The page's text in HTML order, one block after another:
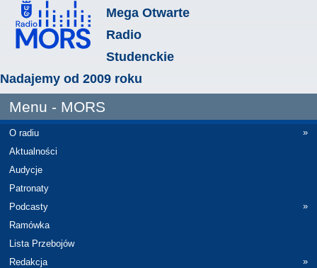
Mega Otwarte
Radio
Studenckie
Nadajemy od 2009 roku
Menu - MORS
O radiu
»
Aktualności
Audycje
Patronaty
Podcasty
»
Ramówka
Lista Przebojów
Redakcja
»